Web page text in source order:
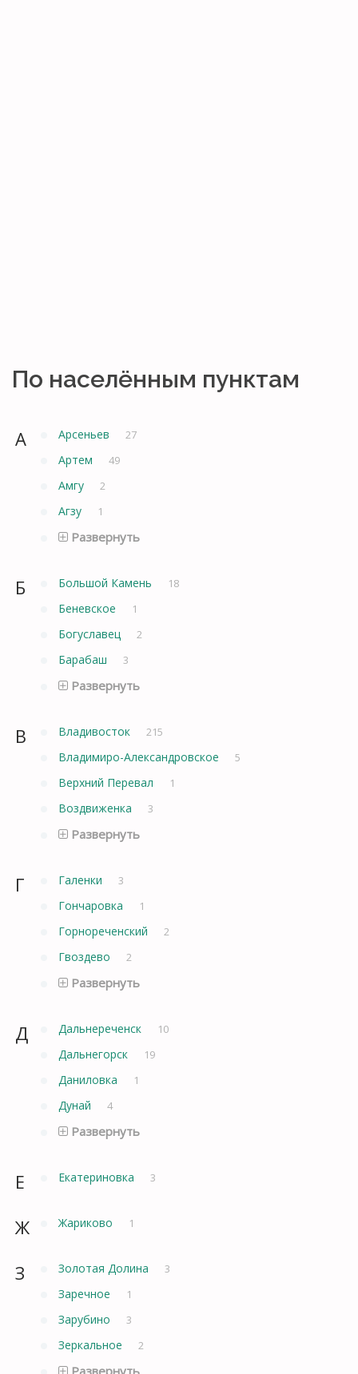
По населённым пунктам
А Арсеньев 27
Артем 49
Амгу 2
Агзу 1
Развернуть
Б Большой Камень 18
Беневское 1
Богуславец 2
Барабаш 3
Развернуть
В Владивосток 215
Владимиро-Александровское 5
Верхний Перевал 1
Воздвиженка 3
Развернуть
Г Галенки 3
Гончаровка 1
Горнореченский 2
Гвоздево 2
Развернуть
Д Дальнереченск 10
Дальнегорск 19
Даниловка 1
Дунай 4
Развернуть
Е Екатериновка 3
Ж Жариково 1
З Золотая Долина 3
Заречное 1
Зарубино 3
Зеркальное 2
Развернуть